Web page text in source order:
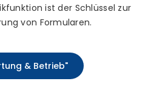
ist der Schlüssel zur
von Formularen.
& Betrieb"